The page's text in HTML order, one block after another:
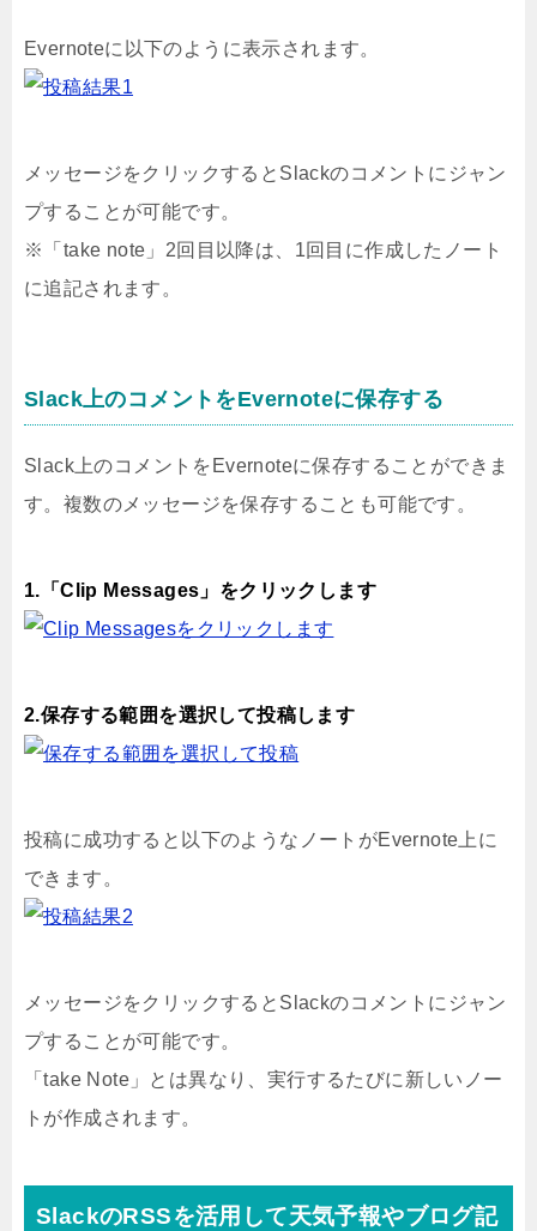
Evernoteに以下のように表示されます。
メッセージをクリックするとSlackのコメントにジャン
プすることが可能です。
※「take note」2回目以降は、1回目に作成したノート
に追記されます。
Slack上のコメントをEvernoteに保存する
Slack上のコメントをEvernoteに保存することができま
す。複数のメッセージを保存することも可能です。
1.「Clip Messages」をクリックします
2.保存する範囲を選択して投稿します
投稿に成功すると以下のようなノートがEvernote上に
できます。
メッセージをクリックするとSlackのコメントにジャン
プすることが可能です。
「take Note」とは異なり、実行するたびに新しいノー
トが作成されます。
SlackのRSSを活用して天気予報やブログ記